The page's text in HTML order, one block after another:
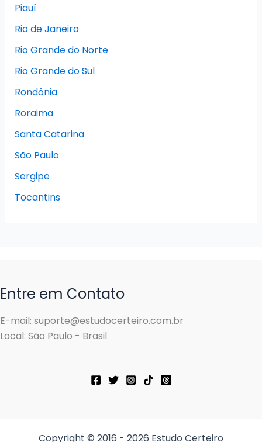
Piauí
Rio de Janeiro
Rio Grande do Norte
Rio Grande do Sul
Rondônia
Roraima
Santa Catarina
São Paulo
Sergipe
Tocantins
Entre em Contato
E-mail: suporte@estudocerteiro.com.br
Local: São Paulo - Brasil
Copyright © 2016 - 2026 Estudo Certeiro